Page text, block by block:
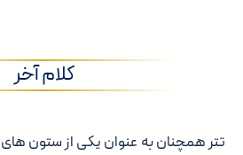
کلام آخر
تتر همچنان به عنوان یکی از ستون